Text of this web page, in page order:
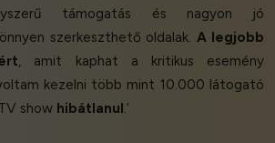
támogatás és nagyon jó
szerkeszthető oldalak. A legjobb
, amit kaphat a kritikus esemény
kezelni több mint 10.000 látogató
show hibátlanul .’